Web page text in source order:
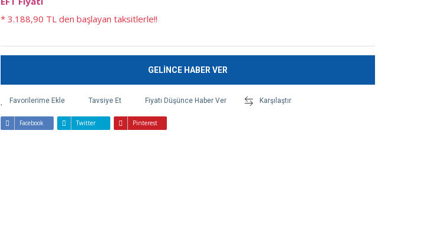
* 3.188,90 TL den başlayan taksitlerle!!
GELİNCE HABER VER
Tavsiye Et Fiyatı Düşünce Haber Ver Karşılaştır
Facebook Twitter Pinterest